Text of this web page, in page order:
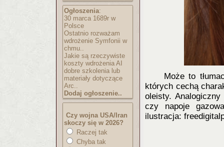
Ogłoszenia:
30 marca 1689r w
Polsce
Ostatnio rozważam
wdrożenie Symfonii w
chmu..
Jakie są rzeczywiste
koszty wdrożenia AI
dobre szkolenia lub
materiały dotyczące
Arc..
Dodaj ogłoszenie..
Czy wojna USA/Iran
skoczy się w 2026?
Raczej tak
Chyba tak
Może to
których cechą
oleisty.
czy napoje
ilustracja: